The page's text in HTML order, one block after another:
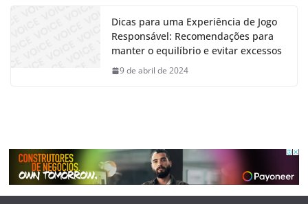
Dicas para uma Experiência de Jogo
Responsável: Recomendações para
manter o equilíbrio e evitar excessos
9 de abril de 2024